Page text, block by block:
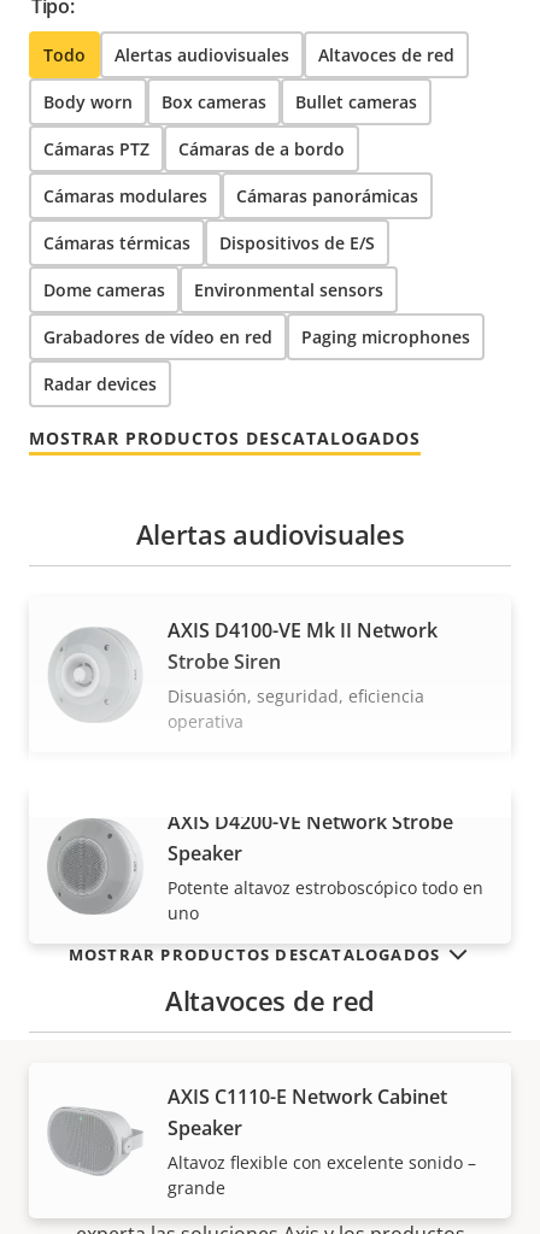
Tipo:
Todo Alertas audiovisuales Altavoces de red
Body worn Box cameras Bullet cameras
Cámaras PTZ Cámaras de a bordo
Cámaras modulares Cámaras panorámicas
Cámaras térmicas Dispositivos de E/S
Dome cameras Environmental sensors
Grabadores de vídeo en red Paging microphones
Radar devices
MOSTRAR PRODUCTOS DESCATALOGADOS
VISUALIZAR MÁS
Alertas audiovisuales
AXIS D4100-VE Mk II Network
Strobe Siren
Disuasión, seguridad, eficiencia
operativa
AXIS D4200-VE Network Strobe
Speaker
Potente altavoz estroboscópico todo en
uno
Altavoces de red
AXIS C1110-E Network Cabinet
Speaker
Altavoz flexible con excelente sonido –
grande
MOSTRAR PRODUCTOS DESCATALOGADOS
Cómo comprar
Nuestros socios fiables venden e instalan de forma